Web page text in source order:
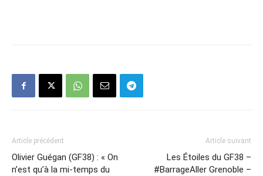
Article précédent
Olivier Guégan (GF38) : « On
n’est qu’à la mi-temps du
Article suivant
Les Étoiles du GF38 –
#BarrageAller Grenoble –